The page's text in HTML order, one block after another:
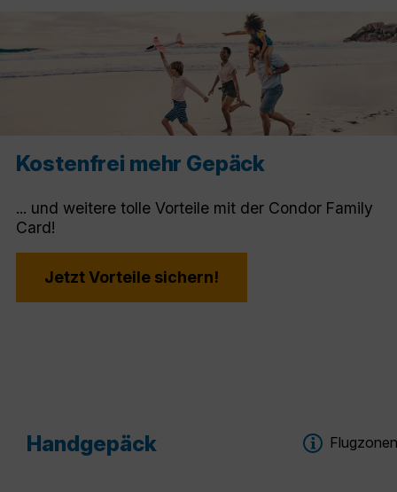
Kostenfrei mehr Gepäck
... und weitere tolle Vorteile mit der Condor Family
Card!
Jetzt Vorteile sichern!
Handgepäck Flugzonen